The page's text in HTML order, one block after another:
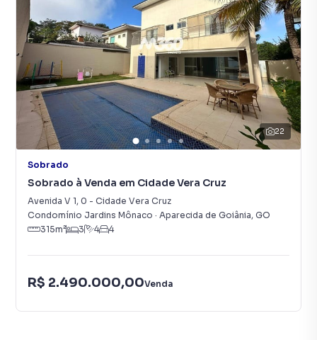
22
Sobrado
Sobrado à Venda em Cidade Vera Cruz
Avenida V 1, 0 - Cidade Vera Cruz
Condomínio Jardins Mônaco · Aparecida de Goiânia, GO
315m² 3 4 4
R$ 2.490.000,00Venda